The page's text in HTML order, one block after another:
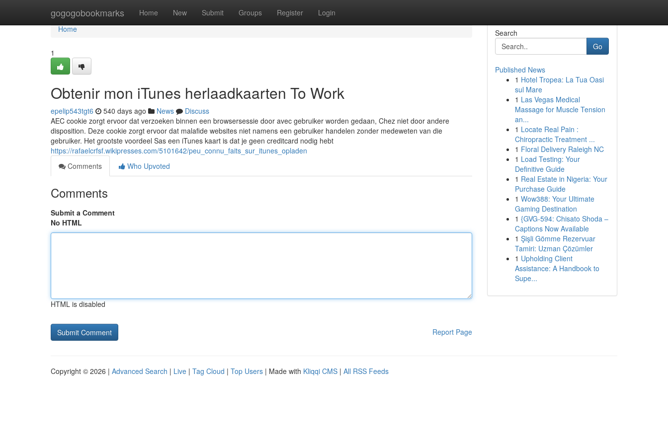
gogogobookmarks Home New Submit Groups Register Login
Home
Home
1
Obtenir mon iTunes herlaadkaarten To Work
epelip543tgt6 540 days ago News
Discuss
AEC cookie zorgt ervoor dat verzoeken binnen een browsersessie door avec gebruiker worden gedaan, Chez niet door andere
disposition. Deze cookie zorgt ervoor dat malafide websites niet namens een gebruiker handelen zonder medeweten van die
gebruiker. Het grootste voordeel Sas een iTunes kaart is dat je geen creditcard nodig hebt
https://rafaelcrfsf.wikipresses.com/5101642/peu_connu_faits_sur_itunes_opladen
Comments
Who Upvoted
Comments
Submit a Comment
No HTML
HTML is disabled
Report Page
Search
Go
Published News
1 Hotel Tropea: La Tua Oasi
sul Mare
1 Las Vegas Medical
Massage for Muscle Tension
an...
1 Locate Real Pain :
Chiropractic Treatment ...
1 Floral Delivery Raleigh NC
1 Load Testing: Your
Definitive Guide
1 Real Estate in Nigeria: Your
Purchase Guide
1 Wow388: Your Ultimate
Gaming Destination
1 {GVG-594: Chisato Shoda –
Captions Now Available
1 Şişli Gömme Rezervuar
Tamiri: Uzman Çözümler
1 Upholding Client
Assistance: A Handbook to
Supe...
Copyright © 2026 | Advanced Search | Live | Tag Cloud | Top Users | Made with Kliqqi CMS | All RSS Feeds